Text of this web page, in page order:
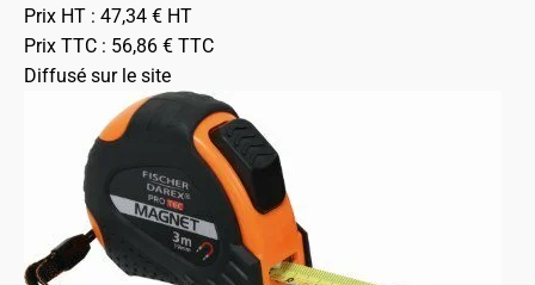
Prix HT : 47,34 € HT
Prix TTC : 56,86 € TTC
Diffusé sur le site